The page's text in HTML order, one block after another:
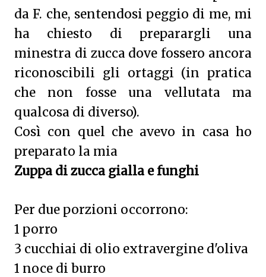
da F. che, sentendosi peggio di me, mi
ha chiesto di preparargli una
minestra di zucca dove fossero ancora
riconoscibili gli ortaggi (in pratica
che non fosse una vellutata ma
qualcosa di diverso).
Così con quel che avevo in casa ho
preparato la mia
Zuppa di zucca gialla e funghi
Per due porzioni occorrono:
1 porro
3 cucchiai di olio extravergine d'oliva
1 noce di burro